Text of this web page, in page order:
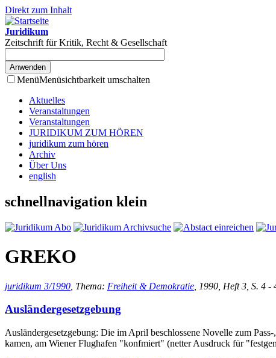
Direkt zum Inhalt
Juridikum
Zeitschrift für Kritik, Recht & Gesellschaft
MenüMenüsichtbarkeit umschalten
Aktuelles
Veranstaltungen
Veranstaltungen
JURIDIKUM ZUM HÖREN
juridikum zum hören
Archiv
Über Uns
english
schnellnavigation klein
GREKO
juridikum 3/1990 , Thema: Freiheit & Demokratie , 1990, Heft 3, S. 4 -
Ausländergesetzgebung
Ausländergesetzgebung: Die im April beschlossene Novelle zum
kamen, am Wiener Flughafen "konfmiert" (netter Ausdruck für